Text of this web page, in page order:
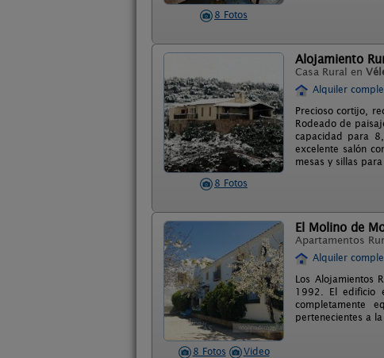
8 Fotos
8 Fotos
Alojamiento
Casa Rural en
Alquiler
Precioso cortijo,
Rodeado de
capacidad para
excelente salón
mesas y sillas
8 Fotos Video
El Molino de
Apartamentos
Alquiler
Los Alojamientos
1992. El edificio
completamente
pertenecientes a